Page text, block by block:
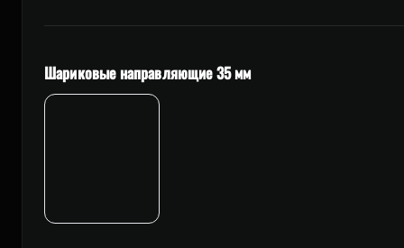
Шариковые направляющие 35 мм